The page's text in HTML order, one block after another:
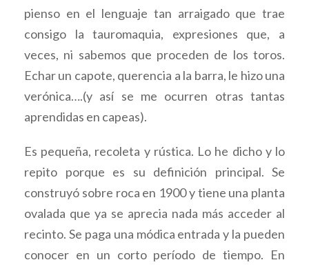
pienso en el lenguaje tan arraigado que trae
consigo la tauromaquia, expresiones que, a
veces, ni sabemos que proceden de los toros.
Echar un capote, querencia a la barra, le hizo una
verónica….(y así se me ocurren otras tantas
aprendidas en capeas).
Es pequeña, recoleta y rústica. Lo he dicho y lo
repito porque es su definición principal. Se
construyó sobre roca en 1900 y tiene una planta
ovalada que ya se aprecia nada más acceder al
recinto. Se paga una módica entrada y la pueden
conocer en un corto período de tiempo. En